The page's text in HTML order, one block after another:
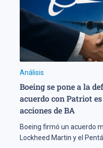
Análisis
Boeing se pone a la
acuerdo con Patriot
acciones de BA
Boeing firmó un acuerdo
Lockheed Martin y el